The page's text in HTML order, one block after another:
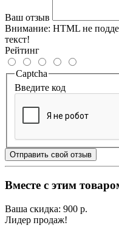
Ваш отзыв
Внимание: HTML не
текст!
Рейтинг
Captcha
Введите код
Отправить свой отзыв
Вместе с этим
Ваша скидка: 900 р.
Лидер продаж!